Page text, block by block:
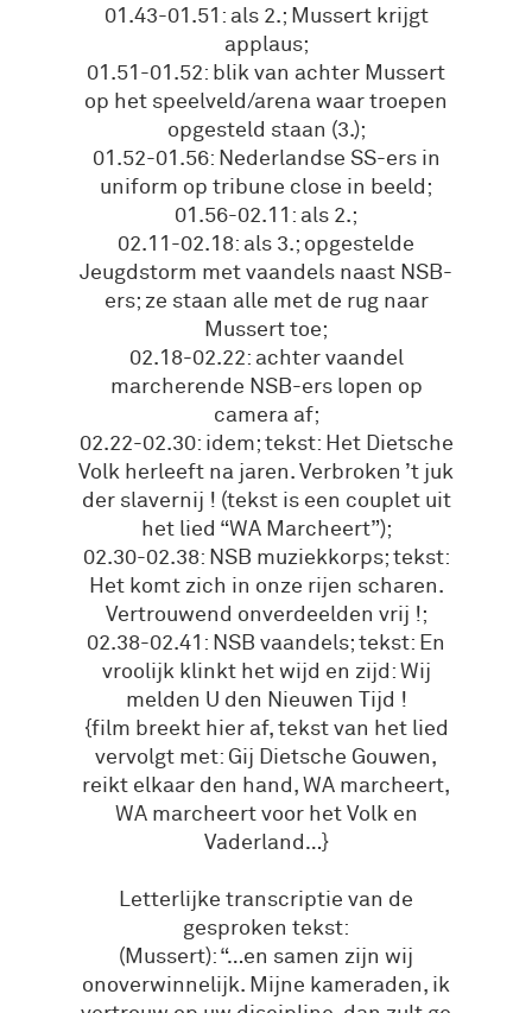
01.43-01.51: als 2.; Mussert krijgt
applaus;
01.51-01.52: blik van achter Mussert
op het speelveld/arena waar troepen
opgesteld staan (3.);
01.52-01.56: Nederlandse SS-ers in
uniform op tribune close in beeld;
01.56-02.11: als 2.;
02.11-02.18: als 3.; opgestelde
Jeugdstorm met vaandels naast NSB-
ers; ze staan alle met de rug naar
Mussert toe;
02.18-02.22: achter vaandel
marcherende NSB-ers lopen op
camera af;
02.22-02.30: idem; tekst: Het Dietsche
Volk herleeft na jaren. Verbroken ’t juk
der slavernij ! (tekst is een couplet uit
het lied “WA Marcheert”);
02.30-02.38: NSB muziekkorps; tekst:
Het komt zich in onze rijen scharen.
Vertrouwend onverdeelden vrij !;
02.38-02.41: NSB vaandels; tekst: En
vroolijk klinkt het wijd en zijd: Wij
melden U den Nieuwen Tijd !
{film breekt hier af, tekst van het lied
vervolgt met: Gij Dietsche Gouwen,
reikt elkaar den hand, WA marcheert,
WA marcheert voor het Volk en
Vaderland…}
Letterlijke transcriptie van de
gesproken tekst:
(Mussert): “…en samen zijn wij
onoverwinnelijk. Mijne kameraden, ik